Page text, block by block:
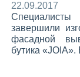
22.09.2017
завершили
фасадной
бутика